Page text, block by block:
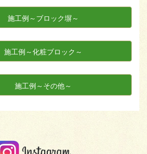
施工例～ブロック塀～
施工例～化粧ブロック～
施工例～その他～